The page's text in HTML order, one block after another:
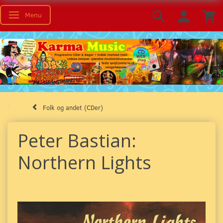
Skifte navigation
Menu
Folk og andet (CDer)
Peter Bastian:
Northern Lights